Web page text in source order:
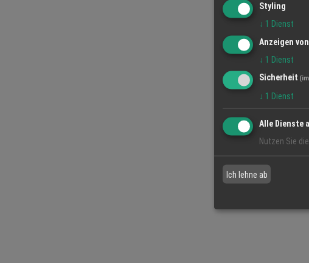
Styling
↓ 1 Dienst
Anzeigen
↓ 1 Dienst
Sicherheit
↓ 1 Dienst
Alle Dienste
Nutzen Sie
Ich lehne ab